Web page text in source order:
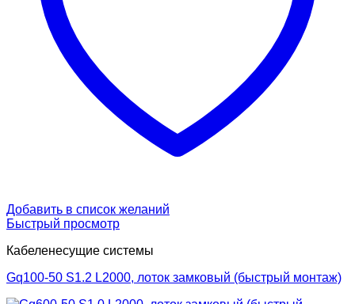
Добавить в список желаний
Быстрый просмотр
Кабеленесущие системы
Gq100-50 S1.2 L2000, лоток замковый (быстрый монтаж)